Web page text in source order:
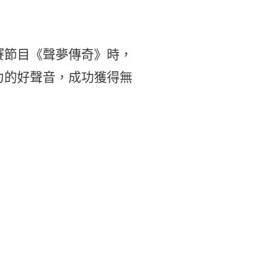
目《聲夢傳奇》時，
好聲音，成功獲得無